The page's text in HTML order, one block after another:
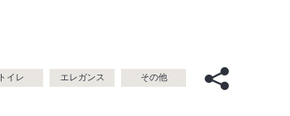
トイレ エレガンス その他